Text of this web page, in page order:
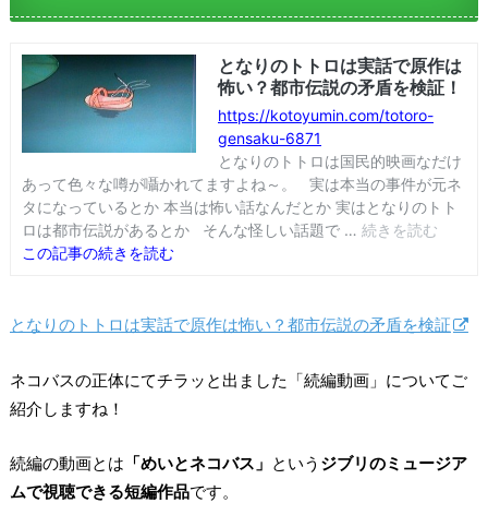
となりのトトロは実話で原作は怖い？都市伝説の矛盾を検証
ネコバスの正体にてチラッと出ました「続編動画」についてご
紹介しますね！
続編の動画とは 「めいとネコバス」 という ジブリのミュージア
ムで視聴できる短編作品です。